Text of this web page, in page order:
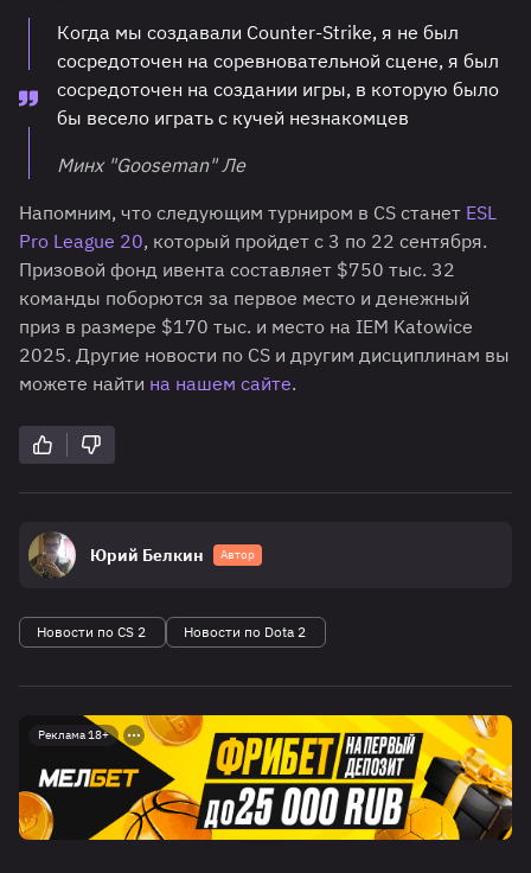
Когда мы создавали Counter-Strike, я не был
сосредоточен на соревновательной сцене, я был
сосредоточен на создании игры, в которую было
бы весело играть с кучей незнакомцев
Минх "Gooseman" Ле
Напомним, что следующим турниром в CS станет ESL
Pro League 20, который пройдет с 3 по 22 сентября.
Призовой фонд ивента составляет $750 тыс. 32
команды поборются за первое место и денежный
приз в размере $170 тыс. и место на IEM Katowice
2025. Другие новости по CS и другим дисциплинам вы
можете найти на нашем сайте.
Юрий Белкин Автор
Новости по CS 2 Новости по Dota 2
Реклама 18+